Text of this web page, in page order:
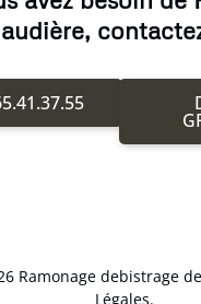
Ramonage debistrage
Légales.